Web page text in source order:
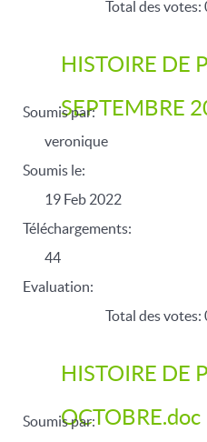
Total des votes:
HISTOIRE DE
SEPTEMBRE
Soumis par:
veronique
Soumis le:
19 Feb 2022
Téléchargements:
44
Evaluation:
Total des votes:
HISTOIRE DE
OCTOBRE.doc
Soumis par: